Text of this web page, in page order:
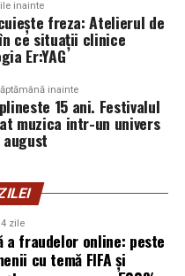
un utilizator să își
În acel moment,
linie de apărare”,
Officer
care a inclus în
furtul datelor până la
în principal
gazdă, însă
inainte
freza: Atelierul de
ce situații clinice
Er:YAG
inainte
15 ani. Festivalul
muzica intr-un univers
zile
a fraudelor online: peste
cu temă FIFA și